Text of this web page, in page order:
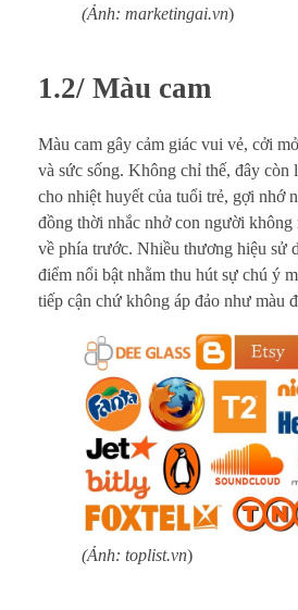
(Ảnh: marketingai.vn)
1.2/ Màu cam
Màu cam gây cảm giác vui vẻ, cởi
và sức sống. Không chỉ thế, đây còn
cho nhiệt huyết của tuổi trẻ, gợi nhớ
đồng thời nhắc nhở con người
về phía trước. Nhiều thương hiệu sử
điểm nổi bật nhằm thu hút sự chú ý
tiếp cận chứ không áp đảo như màu
(Ảnh: toplist.vn)